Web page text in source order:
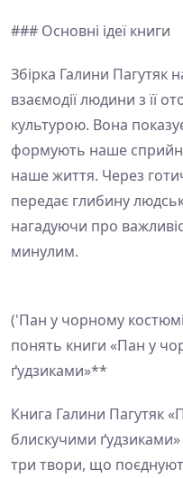
### Основні ідеї книги
Збірка Галини Пагутяк
взаємодії людини з її
культурою. Вона
формують наше
наше життя. Через
передає глибину
нагадуючи про
минулим.
('Пан у чорному
понять книги «Пан у
ґудзиками»**
Книга Галини Пагутяк
блискучими
три твори, що